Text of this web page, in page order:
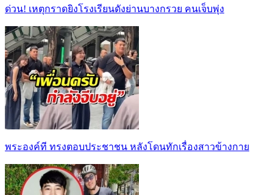
ด่วน! เหตุกราดยิงโรงเรียนดังย่านบางกรวย คนเจ็บพุ่ง
พระองค์ที ทรงตอบประชาชน หลังโดนทักเรื่องสาวข้างกาย